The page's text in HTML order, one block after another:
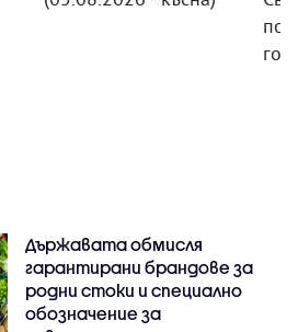
по
Държавата обмисля
гарантирани брандове за
родни стоки и специално
обозначение за